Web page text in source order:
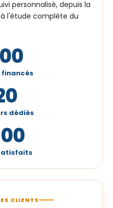
personnalisé, depuis la
l'étude complète du
financés
dédiés
CLIENTS